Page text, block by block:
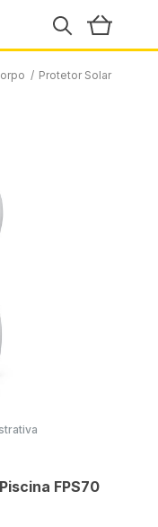
/ Protetor Solar
FPS70